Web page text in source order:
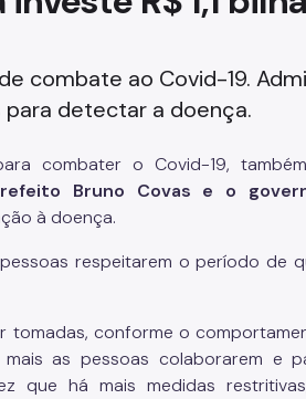
Impostos e Taxas
Legislação
Nota do Milhão
combate ao Covid-19.
detectar a doença.
combater o Covid-19,
Bruno Covas e o
à doença.
respeitarem o período de
tomadas, conforme o
as pessoas colaborarem e
que há mais medidas